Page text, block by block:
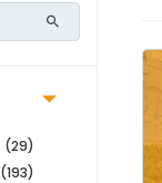
(29)
(193)